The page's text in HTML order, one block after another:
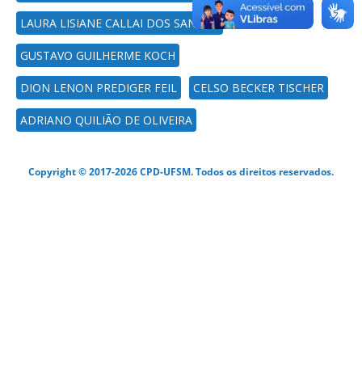
LAURA LISIANE CALLAI DOS SANTOS
GUSTAVO GUILHERME KOCH
DION LENON PREDIGER FEIL CELSO BECKER TISCHER
ADRIANO QUILIÃO DE OLIVEIRA
Copyright © 2017-2026 CPD-UFSM. Todos os direitos reservados.